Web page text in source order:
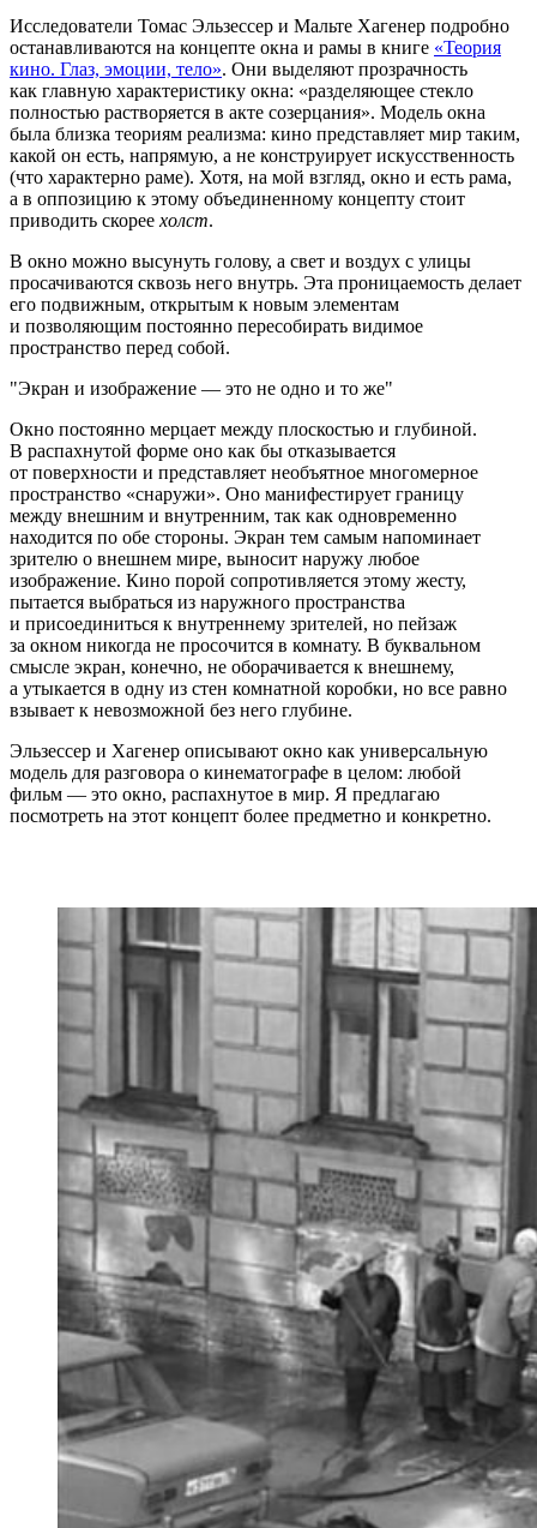
Исследователи Томас Эльзессер и Мальте Хагенер подробно
останавливаются на концепте окна и рамы в книге «Теория
кино. Глаз, эмоции, тело». Они выделяют прозрачность
как главную характеристику окна: «разделяющее стекло
полностью растворяется в акте созерцания». Модель окна
была близка теориям реализма: кино представляет мир таким,
какой он есть, напрямую, а не конструирует искусственность
(что характерно раме). Хотя, на мой взгляд, окно и есть рама,
а в оппозицию к этому объединенному концепту стоит
приводить скореехолст.
В окно можно высунуть голову, а свет и воздух с улицы
просачиваются сквозь него внутрь. Эта проницаемость делает
его подвижным, открытым к новым элементам
и позволяющим постоянно пересобирать видимое
пространство перед собой.
Экран и изображение — это не одно и то же
Окно постоянно мерцает между плоскостью и глубиной.
В распахнутой форме оно как бы отказывается
от поверхности и представляет необъятное многомерное
пространство «снаружи». Оно манифестирует границу
между внешним и внутренним, так как одновременно
находится по обе стороны. Экран тем самым напоминает
зрителю о внешнем мире, выносит наружу любое
изображение. Кино порой сопротивляется этому жесту,
пытается выбраться из наружного пространства
и присоединиться к внутреннему зрителей, но пейзаж
за окном никогда не просочится в комнату. В буквальном
смысле экран, конечно, не оборачивается к внешнему,
а утыкается в одну из стен комнатной коробки, но все равно
взывает к невозможной без него глубине.
Эльзессер и Хагенер описывают окно как универсальную
модель для разговора о кинематографе в целом: любой
фильм — это окно, распахнутое в мир. Я предлагаю
посмотреть на этот концепт более предметно и конкретно.